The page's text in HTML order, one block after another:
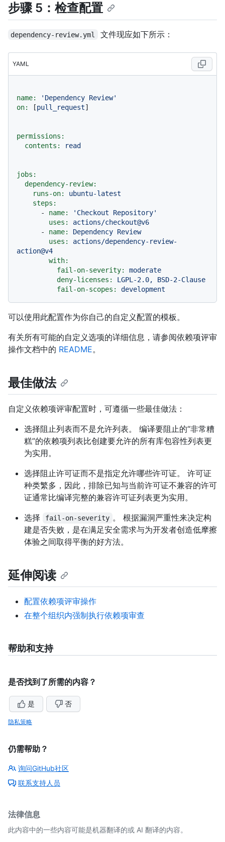
步骤 5：检查配置
dependency-review.yml 文件现应如下所示：
YAML
name:
'Dependency Review'
on:
[pull_request]
permissions:
contents:
read
jobs:
dependency-review:
runs-on:
ubuntu-latest
steps:
-
name:
'Checkout Repository'
uses:
actions/checkout@v6
-
name: Dependency Review
uses:
actions/dependency-review-
action@v4
with:
fail-on-severity:
moderate
deny-licenses:
LGPL-2.0,
BSD-2-Clause
fail-on-scopes:
development
可以使用此配置作为你自己的自定义配置的模板。
有关所有可能的自定义选项的详细信息，请参阅依赖项评审
操作文档中的 README。
最佳做法
自定义依赖项评审配置时，可遵循一些最佳做法：
选择阻止列表而不是允许列表。 编译要阻止的“非常糟
糕”的依赖项列表比创建要允许的所有库包容性列表更
为实用。
选择阻止许可证而不是指定允许哪些许可证。 许可证
种类繁多，因此，排除已知与当前许可证不兼容的许可
证通常比编译完整的兼容许可证列表更为实用。
选择
fail-on-severity 。 根据漏洞严重性来决定构
建是否失败，是在满足安全需求与为开发者创造低摩擦
体验之间取得平衡的好方法。
延伸阅读
配置依赖项评审操作
在整个组织内强制执行依赖项审查
帮助和支持
是否找到了所需的内容？
是 否
隐私策略
仍需帮助？
询问GitHub社区
联系支持人员
法律信息
此内容中的一些内容可能是机器翻译的或 AI 翻译的内容。